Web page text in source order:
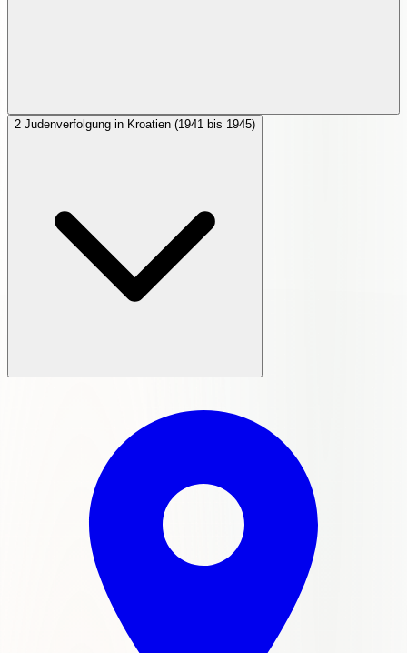
2 Judenverfolgung in Kroatien (1941 bis 1945)